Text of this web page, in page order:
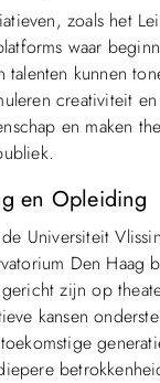
zoals het
waar
talenten kunnen
creativiteit
en maken
en Opleiding
Universiteit
Den Haag
zijn op
kansen